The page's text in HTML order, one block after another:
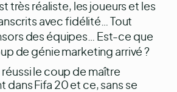
très réaliste, les joueurs et les
avec fidélité… Tout
des équipes… Est-ce que
de génie marketing arrivé ?
réussi le coup de maître
dans Fifa 20 et ce, sans se